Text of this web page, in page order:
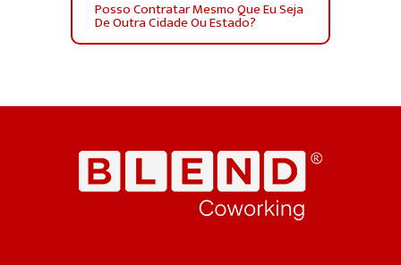
Posso Contratar Mesmo Que Eu Seja
De Outra Cidade Ou Estado?